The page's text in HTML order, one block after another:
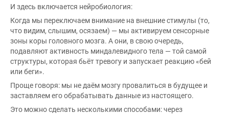
И здесь включается нейробиология:
Когда мы переключаем внимание на внешние стимулы (то,
что видим, слышим, осязаем) — мы активируем сенсорные
зоны коры головного мозга. А они, в свою очередь,
подавляют активность миндалевидного тела — той самой
структуры, которая бьёт тревогу и запускает реакцию «бей
или беги».
Проще говоря: мы не даём мозгу провалиться в будущее и
заставляем его обрабатывать данные из настоящего.
Это можно сделать несколькими способами: через